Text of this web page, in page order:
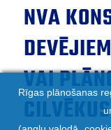
NVA
VAI
Rīgas plānošanas